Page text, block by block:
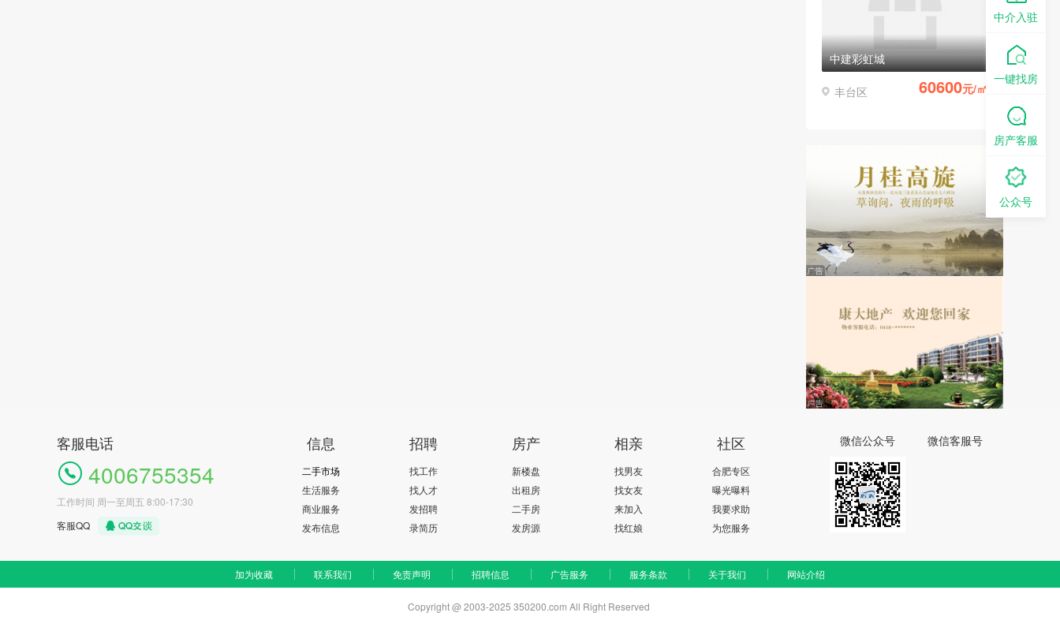
中建彩虹城
丰台区 60600元/㎡
客服电话
4006755354
工作时间 周一至周五 8:00-17:30
客服QQ
信息
二手市场
生活服务
商业服务
发布信息
招聘
找工作
找人才
发招聘
录简历
房产
新楼盘
出租房
二手房
发房源
相亲
找男友
找女友
来加入
找红娘
社区
合肥专区
曝光曝料
我要求助
为您服务
微信公众号 微信客服号
加为收藏 联系我们 免责声明 招聘信息 广告服务 服务条款 关于我们 网站介绍
Copyright @ 2003-2025 350200.com All Right Reserved
中介入驻
一键找房
房产客服
公众号